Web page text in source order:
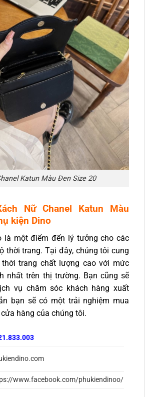
Katun Màu Đen Size 20
Nữ Chanel Katun Màu
kiện Dino
là một điểm đến lý tưởng cho các
thời trang. Tại đây, chúng tôi cung
trang chất lượng cao với mức
nhất trên thị trường. Bạn cũng sẽ
vụ chăm sóc khách hàng xuất
bạn sẽ có một trải nghiệm mua
hàng của chúng tôi.
www.facebook.com/phukiendinoo/